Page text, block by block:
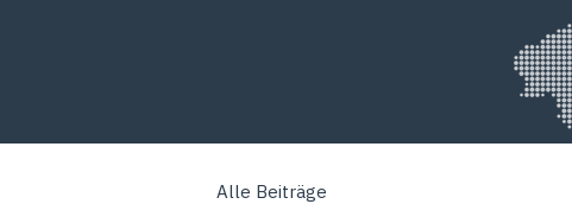
Alle Beiträge